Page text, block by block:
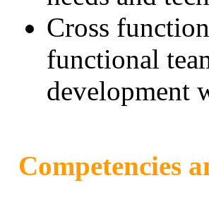
Cross
functional
development
Competencies